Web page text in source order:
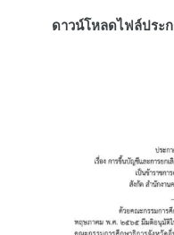
ดาวน์โหลดไฟล์ประ